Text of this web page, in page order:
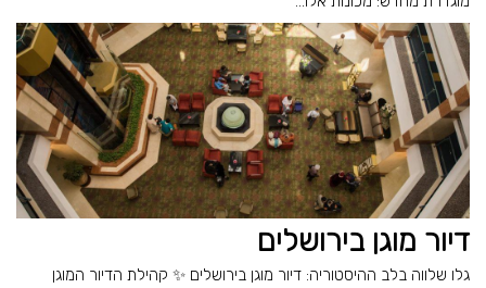
דיור מוגן בירושלים
גלו שלווה בלב ההיסטוריה: דיור מוגן בירושלים ✨ קהילת הדיור המוגן